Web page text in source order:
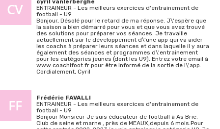
ENTRAINEUR - Les meilleurs exercices d'entrainement de
football - U9
Bonjour, Désolé pour le retard de ma réponse. J\'espère que
la saison a bien démarré pour vous et que vous avez trouvé
des solutions pour préparer vos séances. Je travaille
actuellement sur le développement d\'une app qui va aider
les coachs à préparer leurs séances et dans laquelle il y aura
également des séances et programmes d\'entrainement
pour les catégories jeunes (dont les U9). Entrez votre email à
www.coachifoot.fr pour être informé de la sortie de l\'app.
Cordialement, Cyril
Frédéric FAVALLI
ENTRAINEUR - Les meilleurs exercices d'entrainement de
football - U9
Bonjour Monsieur Je suis éducateur de football à As Brie.
Club de seine et marne , près de MEAUX,depuis 6 mois.Pour